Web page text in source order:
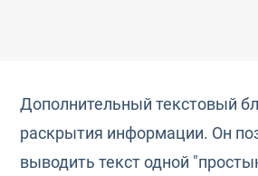
Дополнительный текстовый
раскрытия информации. Он
выводить текст одной